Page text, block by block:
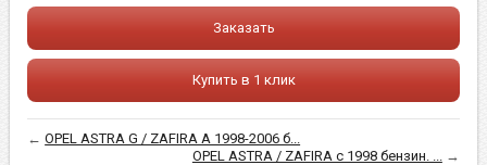
Заказать
Купить в 1 клик
←OPEL ASTRA G / ZAFIRA A 1998-2006 б...
OPEL ASTRA / ZAFIRA с 1998 бензин. ...
→